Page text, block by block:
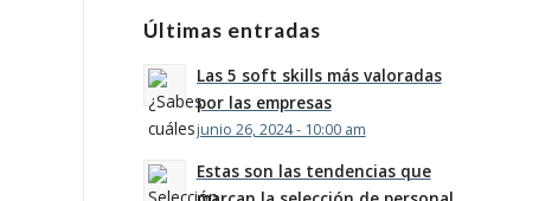
Últimas entradas
Las 5 soft skills más valoradas
por las empresas
junio 26, 2024 - 10:00 am
Estas son las tendencias que